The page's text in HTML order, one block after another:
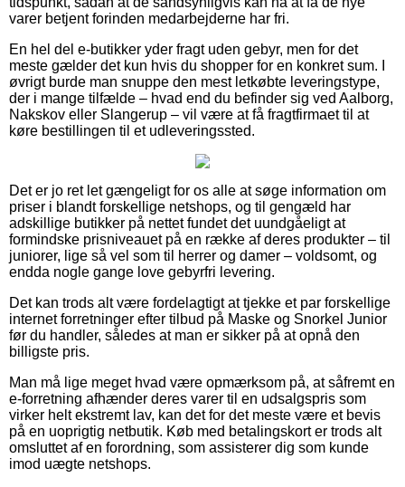
varer betjent forinden medarbejderne har fri.
En hel del e-butikker yder fragt uden gebyr, men for det
meste gælder det kun hvis du shopper for en konkret sum. I
øvrigt burde man snuppe den mest letkøbte leveringstype,
der i mange tilfælde – hvad end du befinder sig ved Aalborg,
Nakskov eller Slangerup – vil være at få fragtfirmaet til at
køre bestillingen til et udleveringssted.
Det er jo ret let gængeligt for os alle at søge information om
priser i blandt forskellige netshops, og til gengæld har
adskillige butikker på nettet fundet det uundgåeligt at
formindske prisniveauet på en række af deres produkter – til
juniorer, lige så vel som til herrer og damer – voldsomt, og
endda nogle gange love gebyrfri levering.
Det kan trods alt være fordelagtigt at tjekke et par forskellige
internet forretninger efter tilbud på Maske og Snorkel Junior
før du handler, således at man er sikker på at opnå den
billigste pris.
Man må lige meget hvad være opmærksom på, at såfremt en
e-forretning afhænder deres varer til en udsalgspris som
virker helt ekstremt lav, kan det for det meste være et bevis
på en uoprigtig netbutik. Køb med betalingskort er trods alt
omsluttet af en forordning, som assisterer dig som kunde
imod uægte netshops.